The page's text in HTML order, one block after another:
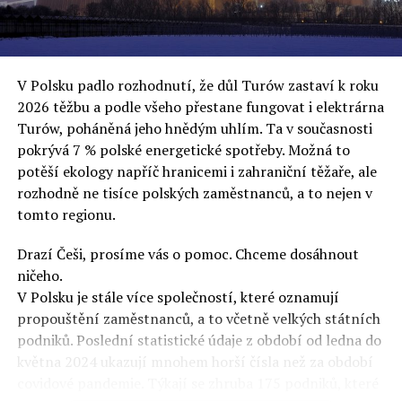
uvěří a nebudou se ptát na podrobnosti,“ řekl Rafał
Ziemkiewicz, redaktor týdeníku Do Rzeczy a ironicky
dodal: „Když se nynějšímu vedení státního hřebčince
podařilo prodat na aukci 10 plemenných koní za 600
000 euro, bylo to provládními médii oslavované jako
velký úspěch. Za vlády PiS se 14 koní prodalo za 2,5
milionu euro, což bylo stejnou mediální partou
komentováno jako konec polského chovu koní. Ve vidění
kontrolorů činnosti PiS ale určitě šlo při prodeji koní o
praní peněz či jinou nelegální činnost.“
Tuskova čísla jsou ale ujetá i jinde, pokračoval
Ziemkiewicz. „Ve vládní aféře PiS kolem vydávání víz
Tusk tvrdil, že za vlády dnešní opozice se nelegálně
prodalo 600 000 víz do Polska. Byla na to dokonce
vytvořena parlamentní vyšetřovací komise, která přišla
ale pouze na to, že 220 víz do Polska bylo
prostřednictvím úplatků uspíšeno, tedy že víza byla
V Polsku padlo rozhodnutí, že důl Turów zastaví k roku
2026 těžbu a podle všeho přestane fungovat i elektrárna
Turów, poháněná jeho hnědým uhlím. Ta v současnosti
pokrývá 7 % polské energetické spotřeby. Možná to
potěší ekology napříč hranicemi i zahraniční těžaře, ale
rozhodně ne tisíce polských zaměstnanců, a to nejen v
tomto regionu.
Drazí Češi, prosíme vás o pomoc. Chceme dosáhnout
ničeho.
V Polsku je stále více společností, které oznamují
propouštění zaměstnanců, a to včetně velkých státních
podniků. Poslední statistické údaje z období od ledna do
května 2024 ukazují mnohem horší čísla než za období